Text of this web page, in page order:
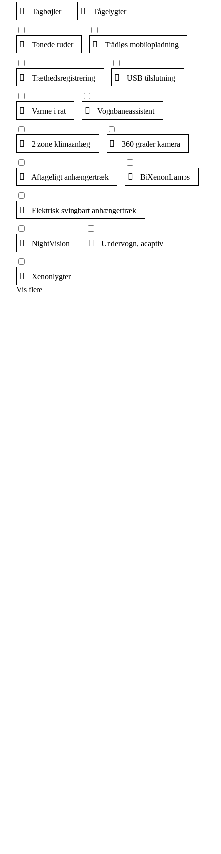
Tagbøjler Tågelygter
Tonede ruder Trådløs mobilopladning
Træthedsregistrering USB tilslutning
Varme i rat Vognbaneassistent
2 zone klimaanlæg 360 grader kamera
Aftageligt anhængertræk BiXenonLamps
Elektrisk svingbart anhængertræk
NightVision Undervogn, adaptiv
Xenonlygter
Vis flere